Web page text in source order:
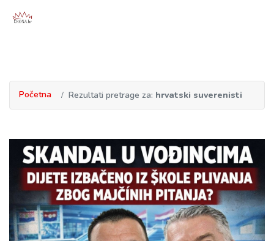
Početna Rezultati pretrage za: hrvatski suverenisti